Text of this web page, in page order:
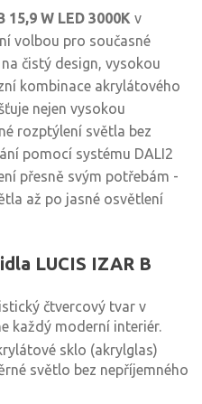
15,9 W LED 3000K v
volbou pro současné
čistý design, vysokou
kombinace akrylátového
nejen vysokou
rozptýlení světla bez
pomocí systému DALI2
přesně svým potřebám -
až po jasné osvětlení
LUCIS IZAR B
čtvercový tvar v
každý moderní interiér.
sklo (akrylglas)
světlo bez nepříjemného